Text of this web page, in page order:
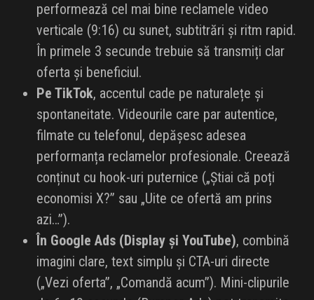
FAVORITE
performează cel mai bine reclamele video
verticale (9:16) cu sunet, subtitrări și ritm rapid.
În primele 3 secunde trebuie să transmiți clar
oferta și beneficiul.
Pe TikTok, accentul cade pe naturalețe și
spontaneitate. Videourile care par autentice,
filmate cu telefonul, depășesc adesea
performanța reclamelor profesionale. Creează
conținut cu hook-uri puternice („Știai că poți
economisi X?” sau „Uite ce ofertă am prins
azi…”).
În Google Ads (Display și YouTube), combină
imagini clare, text simplu și CTA-uri directe
(„Vezi oferta”, „Comandă acum”). Mini-clipurile